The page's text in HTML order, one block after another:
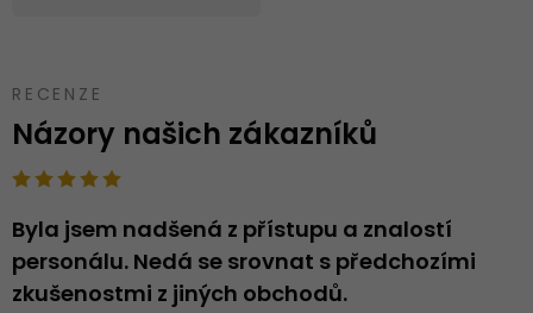
RECENZE
Názory našich zákazníků
Byla jsem nadšená z přístupu a znalostí
personálu. Nedá se srovnat s předchozími
zkušenostmi z jiných obchodů.